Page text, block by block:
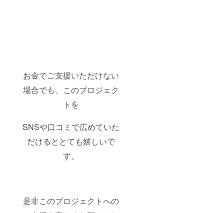
お金でご支援いただけない
場合でも、このプロジェク
トを
SNSや口コミで広めていた
だけるととても嬉しいで
す。
是非このプロジェクトへの